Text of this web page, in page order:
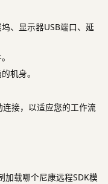
、显示器USB端口、延
机身。
接，以适应您的工作流
加载哪个尼康远程SDK模